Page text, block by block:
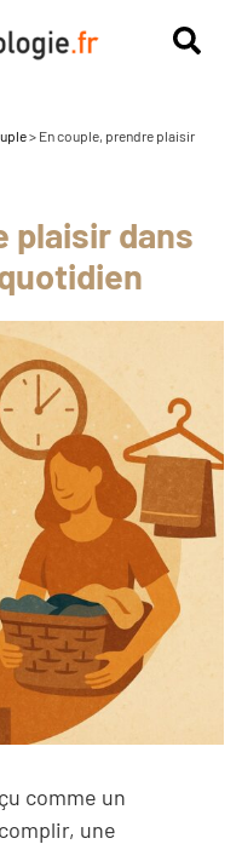
> En couple, prendre plaisir
plaisir dans
comme un
une